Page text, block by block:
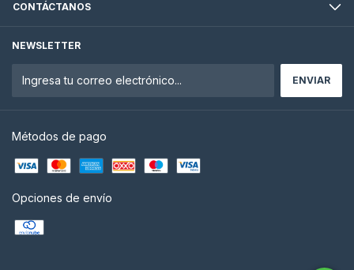
CONTÁCTANOS
NEWSLETTER
Métodos de pago
Opciones de envío